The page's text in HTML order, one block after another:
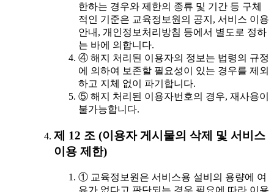
한하는 경우와 제한의 종류 및 기간 등 구체
적인 기준은 교육정보원의 공지, 서비스 이용
안내, 개인정보처리방침 등에서 별도로 정하
는 바에 의합니다.
④ 해지 처리된 이용자의 정보는 법령의 규정
에 의하여 보존할 필요성이 있는 경우를 제외
하고 지체 없이 파기합니다.
⑤ 해지 처리된 이용자번호의 경우, 재사용이
불가능합니다.
제 12 조 (이용자 게시물의 삭제 및 서비스
이용 제한)
① 교육정보원은 서비스용 설비의 용량에 여
유가 없다고 판단되는 경우 필요에 따라 이용